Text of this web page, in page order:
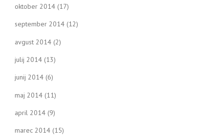
oktober 2014 (17)
september 2014 (12)
avgust 2014 (2)
julij 2014 (13)
junij 2014 (6)
maj 2014 (11)
april 2014 (9)
marec 2014 (15)